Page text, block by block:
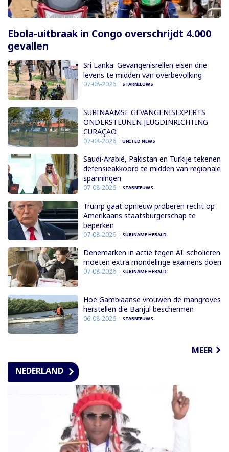
Ebola-uitbraak in Congo overschrijdt 4.000
gevallen
Sri Lanka: Gevangenisrellen eisen drie
levens te midden van overbevolking
07-08-2026 STARNIEUWS
SURINAAMSE GEVANGENISEXPERTS
ONDERSTEUNEN JEUGDINRICHTING
CURAÇAO
07-08-2026 UNITED NEWS
Saudi-Arabië, Pakistan en Turkije tekenen
defensieakkoord te midden van regionale
spanningen
07-08-2026 STARNIEUWS
Trump gaat opnieuw proberen recht op
Amerikaans staatsburgerschap te
beperken
07-08-2026 SURINAME HERALD
Denemarken in actie tegen AI: scholieren
moeten extra mondelinge examens doen
07-08-2026 SURINAME HERALD
Hoe Gambiaanse vrouwen de mangroves
herstellen die Banjul beschermen
06-08-2026 STARNIEUWS
MEER
NEDERLAND